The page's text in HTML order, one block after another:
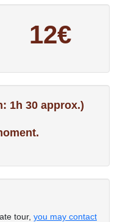
12€
1h 30 approx.)
tour, you may contact